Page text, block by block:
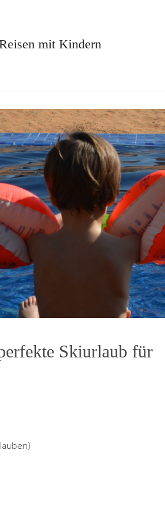
mit Kindern
Skiurlaub für